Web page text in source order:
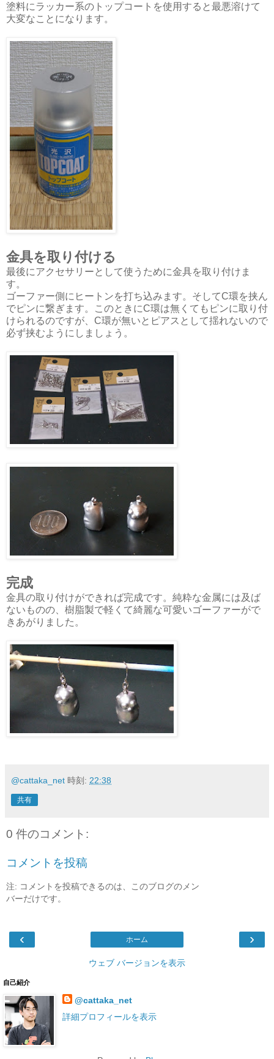
塗料にラッカー系のトップコートを使用すると最悪溶けて
大変なことになります。
金具を取り付ける
最後にアクセサリーとして使うために金具を取り付けま
す。
ゴーファー側にヒートンを打ち込みます。そしてC環を挟ん
でピンに繋ぎます。このときにC環は無くてもピンに取り付
けられるのですが、C環が無いとピアスとして揺れないので
必ず挟むようにしましょう。
完成
金具の取り付けができれば完成です。純粋な金属には及ば
ないものの、樹脂製で軽くて綺麗な可愛いゴーファーがで
きあがりました。
@cattaka_net 時刻: 22:38
共有
0 件のコメント:
コメントを投稿
注: コメントを投稿できるのは、このブログのメン
バーだけです。
‹ ›
ホーム
ウェブ バージョンを表示
自己紹介
@cattaka_net
詳細プロフィールを表示